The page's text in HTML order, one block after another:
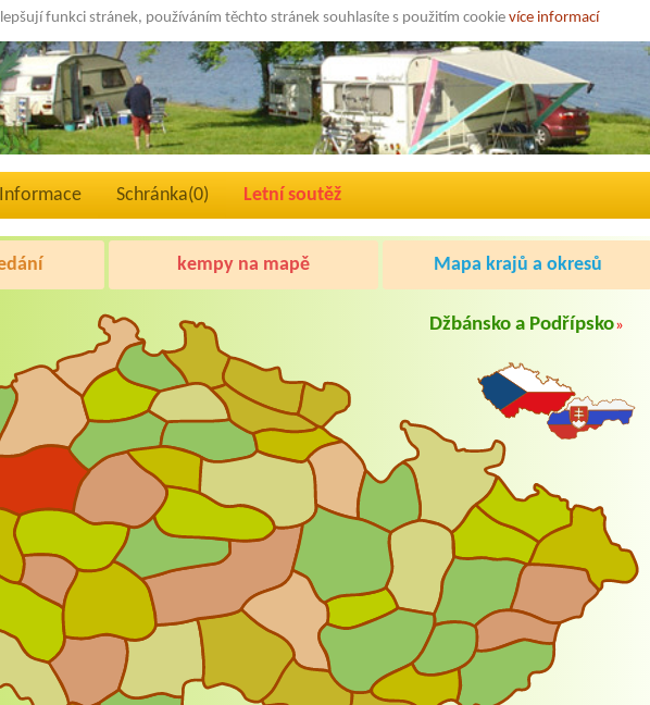
funkci stránek, používáním těchto stránek souhlasíte s použitím cookie více informací
Informace Schránka(0) Letní soutěž
kempy na mapě Mapa krajů a okresů
Džbánsko a Podřípsko»